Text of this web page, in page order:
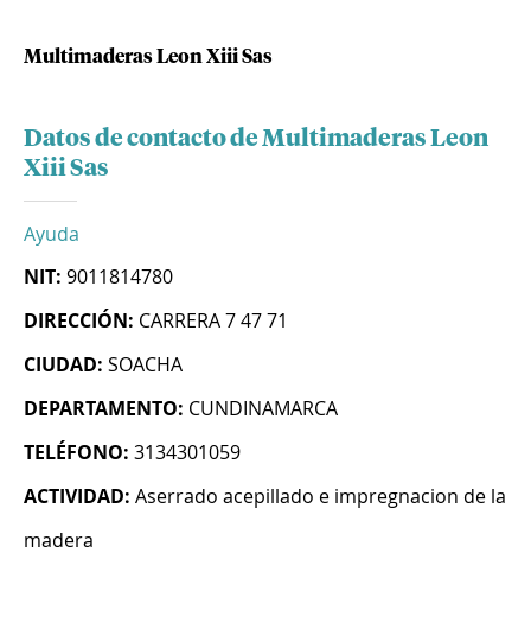
Multimaderas Leon Xiii Sas
Datos de contacto de Multimaderas Leon
Xiii Sas
Ayuda
NIT: 9011814780
DIRECCIÓN: CARRERA 7 47 71
CIUDAD: SOACHA
DEPARTAMENTO: CUNDINAMARCA
TELÉFONO: 3134301059
ACTIVIDAD: Aserrado acepillado e impregnacion de la
madera